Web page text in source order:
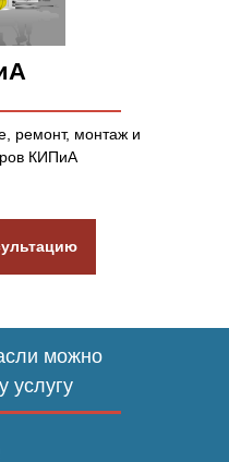
ремонт, монтаж и
КИПиА
можно
услугу